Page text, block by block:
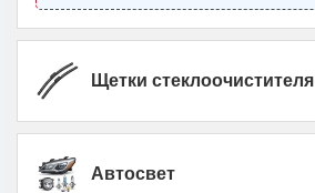
Щетки стеклоочистителя
Автосвет